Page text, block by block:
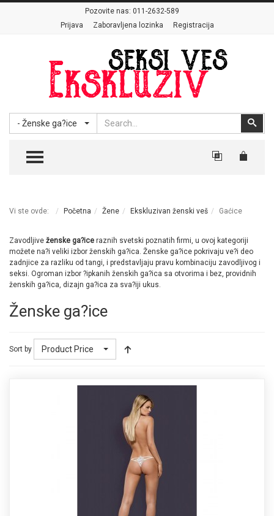
Pozovite nas: 011-2632-589
Prijava
Zaboravljena lozinka Registracija
- Ženske ga?ice
Search
TOGGLE MENU
Vi ste ovde: Početna Žene Ekskluzivan ženski veš Gaćice
Zavodljive ženske ga?ice raznih svetski poznatih firmi, u ovoj kategoriji
možete na?i veliki izbor ženskih ga?ica. Ženske ga?ice pokrivaju ve?i deo
zadnjice za razliku od tangi, i predstavljaju pravu kombinaciju zavodljivog i
seksi. Ogroman izbor ?ipkanih ženskih ga?ica sa otvorima i bez, providnih
ženskih ga?ica, dizajn ga?ica za sva?iji ukus.
Ženske ga?ice
Sort by Product Price